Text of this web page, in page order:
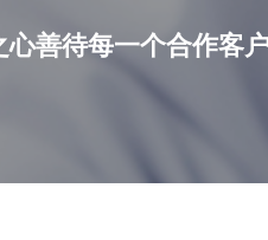
善待每一个合作客